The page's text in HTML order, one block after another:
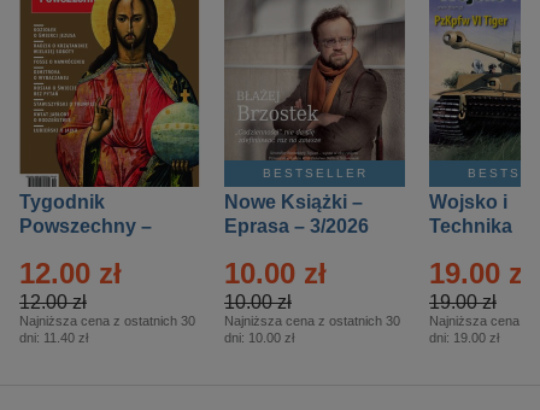
Tygodnik
Powszechny –
12.00 zł
12.00 zł
Najniższa cena z ostatnich 30
dni: 11.40 zł
BESTSELLER
Nowe Książki –
Eprasa – 3/2026
10.00 zł
10.00 zł
Najniższa cena z ostatnich 30
dni: 10.00 zł
Wojsko i
Technika
– 2/2026
19.00 zł
19.00 zł
Najniższa cena z
dni: 19.00 zł